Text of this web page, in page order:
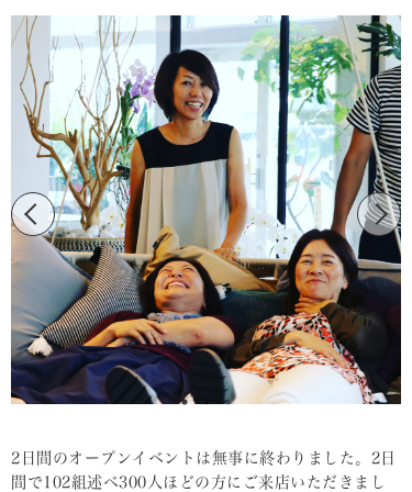
2日間のオープンイベントは無事に終わりました。2日
間で102組述べ300人ほどの方にご来店いただきまし